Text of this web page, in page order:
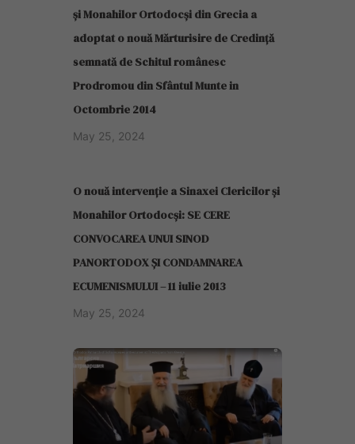
și Monahilor Ortodocși din Grecia a
adoptat o nouă Mărturisire de Credință
semnată de Schitul românesc
Prodromou din Sfântul Munte in
Octombrie 2014
May 25, 2024
O nouă intervenție a Sinaxei Clericilor și
Monahilor Ortodocși: SE CERE
CONVOCAREA UNUI SINOD
PANORTODOX ȘI CONDAMNAREA
ECUMENISMULUI – 11 iulie 2013
May 25, 2024